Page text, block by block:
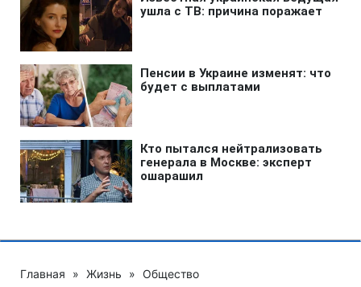
Главная » Жизнь » Общество